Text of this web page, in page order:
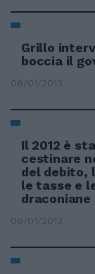
Grillo
boccia il
06/01/2013
Il 2012 è
cestinare
del debito,
le tasse e
06/01/2013